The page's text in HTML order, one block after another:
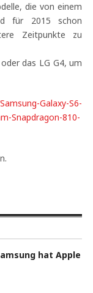
die von einem
für 2015 schon
Zeitpunkte zu
das LG G4, um
Galaxy-S6-
Snapdragon-810-
hat Apple